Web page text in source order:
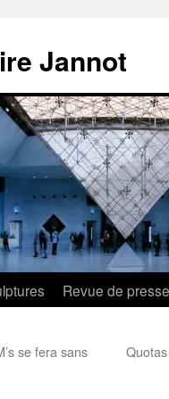
Jannot
Revue de presse
se fera sans